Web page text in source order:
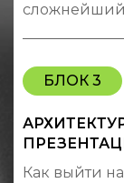
сложнейший
БЛОК 3
Как выйти